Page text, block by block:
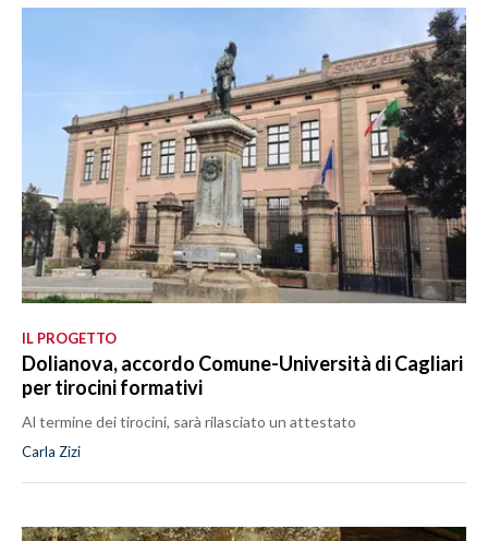
IL PROGETTO
Dolianova, accordo Comune-Università di Cagliari
per tirocini formativi
Al termine dei tirocini, sarà rilasciato un attestato
Carla Zizi